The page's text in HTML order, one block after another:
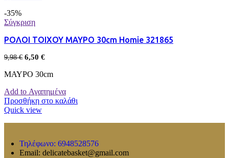
-35%
Σύγκριση
ΡΟΛΟΙ ΤΟΙΧΟΥ ΜΑΥΡΟ 30cm Homie 321865
9,98€ 6,50 €
ΜΑΥΡΟ 30cm
Add to Αγαπημένα
Προσθήκη στο καλάθι
Quick view
Τηλέφωνο: 6948528576
Email: delicatebasket@gmail.com